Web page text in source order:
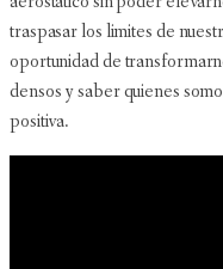
traspasar los limites de
oportunidad de
densos y saber quienes
positiva.